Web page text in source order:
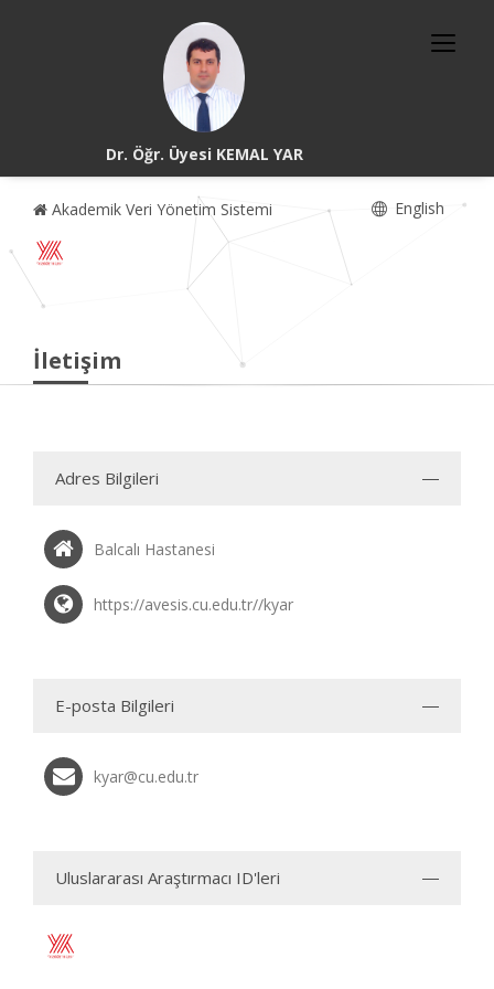
Dr. Öğr. Üyesi KEMAL YAR
Akademik Veri Yönetim Sistemi English
İletişim
Adres Bilgileri
Balcalı Hastanesi
https://avesis.cu.edu.tr//kyar
E-posta Bilgileri
kyar@cu.edu.tr
Uluslararası Araştırmacı ID'leri